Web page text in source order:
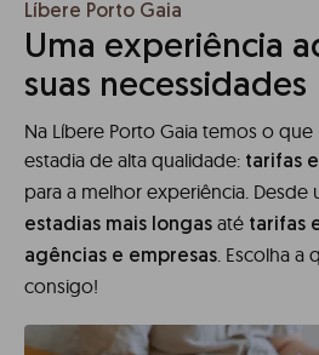
Líbere Porto Gaia
Uma experiência
suas necessidades
Na Líbere Porto Gaia temos o
estadia de alta qualidade: tarifas
para a melhor experiência. Desde
estadias mais longas até tarifas
agências e empresas . Escolha
consigo!